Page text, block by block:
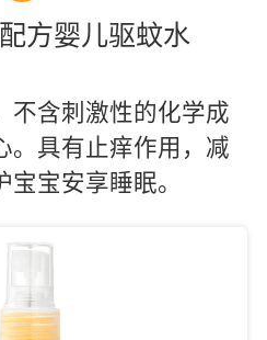
方婴儿驱蚊水
不含刺激性的化学成
。具有止痒作用，减
宝安享睡眠。